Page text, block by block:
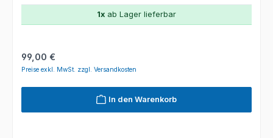
1x ab Lager lieferbar
Regulärer Preis:
99,00 €
Preise exkl. MwSt. zzgl. Versandkosten
In den Warenkorb